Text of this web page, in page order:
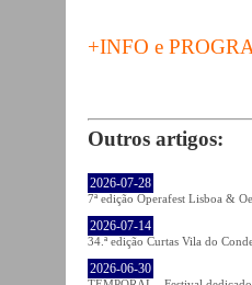
+INFO e
Outros artigos:
2026-07-28
7ª edição Operafest Lisboa &
2026-07-14
34.ª edição Curtas Vila do
2026-06-30